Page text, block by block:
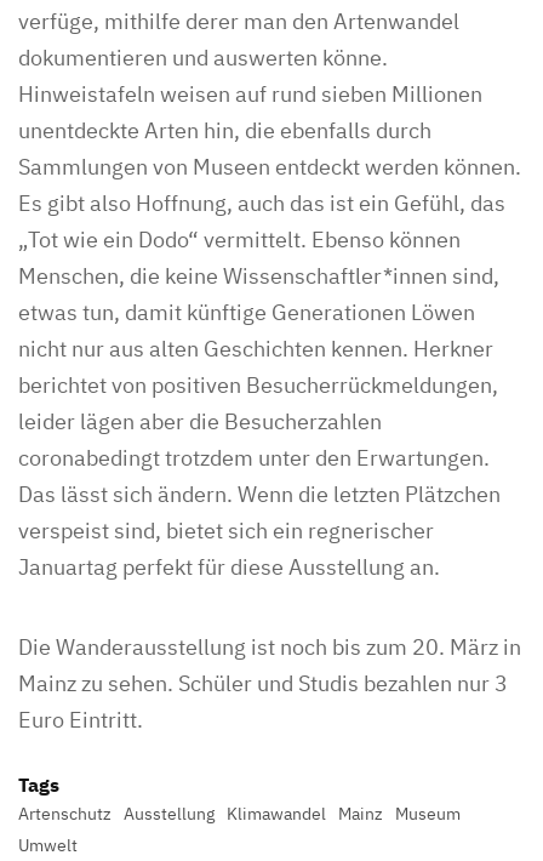
verfüge, mithilfe derer man den Artenwandel
dokumentieren und auswerten könne.
Hinweistafeln weisen auf rund sieben Millionen
unentdeckte Arten hin, die ebenfalls durch
Sammlungen von Museen entdeckt werden können.
Es gibt also Hoffnung, auch das ist ein Gefühl, das
„Tot wie ein Dodo“ vermittelt. Ebenso können
Menschen, die keine Wissenschaftler*innen sind,
etwas tun, damit künftige Generationen Löwen
nicht nur aus alten Geschichten kennen. Herkner
berichtet von positiven Besucherrückmeldungen,
leider lägen aber die Besucherzahlen
coronabedingt trotzdem unter den Erwartungen.
Das lässt sich ändern. Wenn die letzten Plätzchen
verspeist sind, bietet sich ein regnerischer
Januartag perfekt für diese Ausstellung an.
Die Wanderausstellung ist noch bis zum 20. März in
Mainz zu sehen. Schüler und Studis bezahlen nur 3
Euro Eintritt.
Tags
Artenschutz Ausstellung Klimawandel Mainz
Museum
Umwelt